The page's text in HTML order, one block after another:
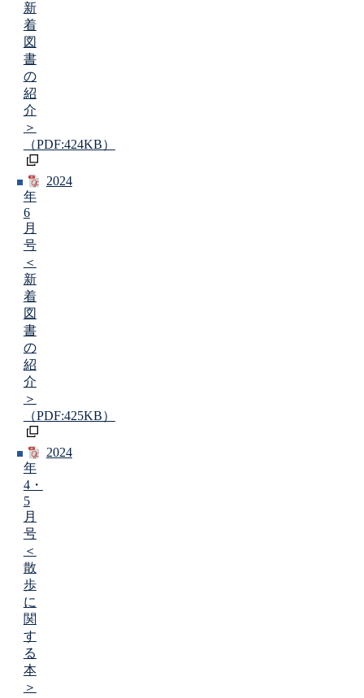
新
着
図
書
の
紹
介
＞
（PDF:424KB）
2024
年
6
月
号
＜
新
着
図
書
の
紹
介
＞
（PDF:425KB）
2024
年
4・
5
月
号
＜
散
歩
に
関
す
る
本
＞